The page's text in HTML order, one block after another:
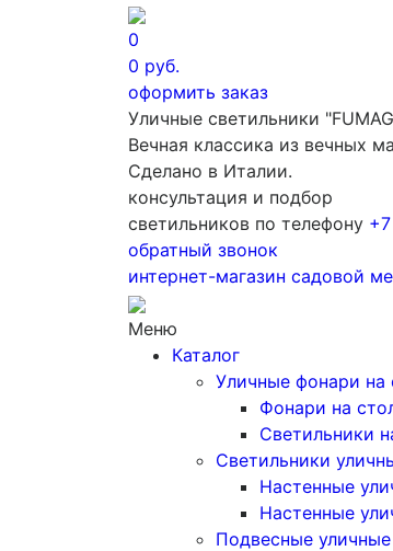
0
0 руб.
оформить заказ
Уличные светильники
Вечная классика из вечных
Сделано в Италии.
консультация и подбор
светильников по телефону
обратный звонок
интернет-магазин садовой
Меню
Каталог
Уличные фонари на
Фонари на
Светильники
Светильники
Настенные
Настенные
Подвесные